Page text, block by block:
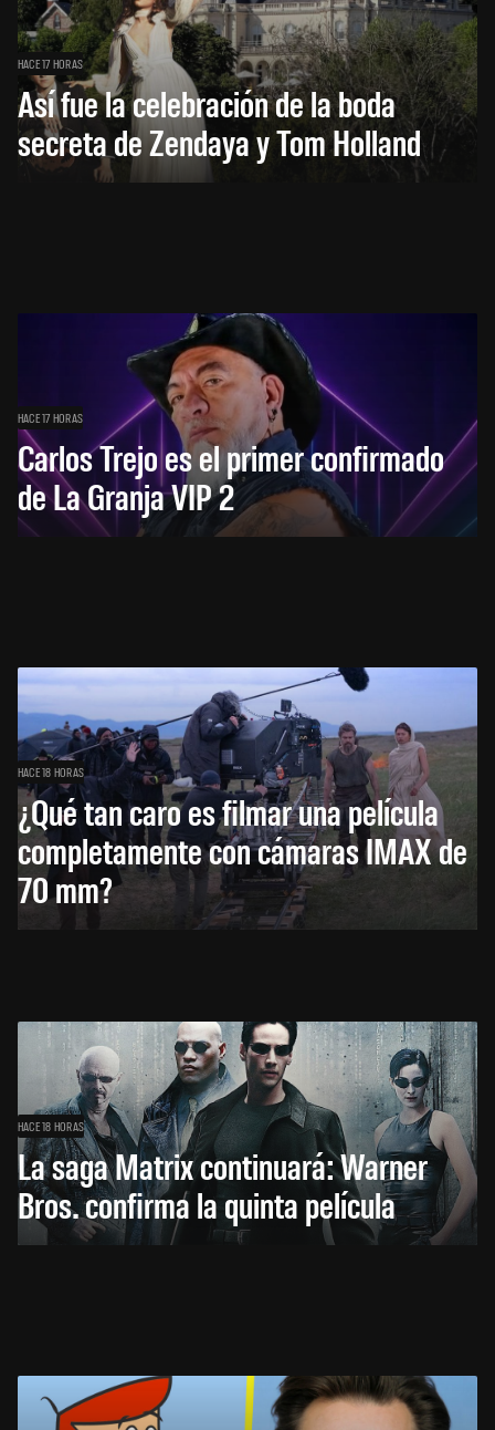
HACE 17 HORAS
Así fue la celebración de la boda
secreta de Zendaya y Tom Holland
HACE 17 HORAS
Carlos Trejo es el primer confirmado
de La Granja VIP 2
HACE 18 HORAS
¿Qué tan caro es filmar una película
completamente con cámaras IMAX de
70 mm?
HACE 18 HORAS
La saga Matrix continuará: Warner
Bros. confirma la quinta película